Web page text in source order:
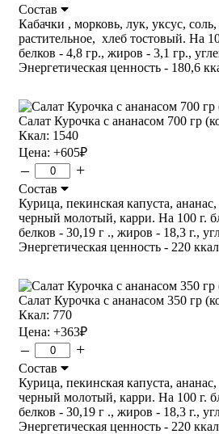
Состав
Кабачки , морковь, лук, уксус,
растительное, хлеб тостовый. На
белков - 4,8 гр., жиров - 3,1 гр.,
Энергетическая ценность - 180,6
Салат Курочка с ананасом 700 гр
Ккал: 1540
Цена: +605₽
– +
Состав
Курица, пекинская капуста,
черный молотый, карри. На 100 г.
белков - 30,19 г ., жиров - 18,3 г.,
Энергетическая ценность - 220 ккал
Салат Курочка с ананасом 350 гр
Ккал: 770
Цена: +363₽
– +
Состав
Курица, пекинская капуста,
черный молотый, карри. На 100 г.
белков - 30,19 г ., жиров - 18,3 г.,
Энергетическая ценность - 220 ккал